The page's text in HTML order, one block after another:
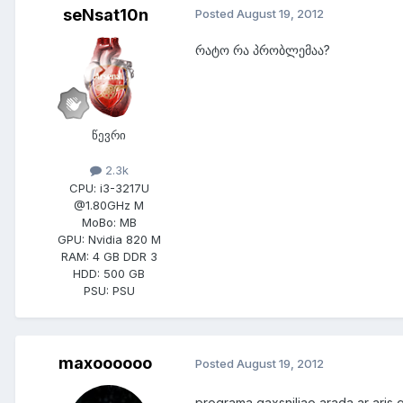
seNsat10n
წევრი
2.3k
CPU: i3-3217U
@1.80GHz M
MoBo: MB
GPU: Nvidia 820 M
RAM: 4 GB DDR 3
HDD: 500 GB
PSU: PSU
Posted August 19, 2012
რატო რა პრობლემაა?
maxoooooo Posted August 19, 2012